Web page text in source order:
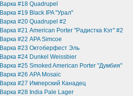
Варка #18 Quadrupel
Варка #19 Black IPA "Урал"
Варка #20 Quadrupel #2
Варка #21 American Porter "Радистка Кэт" #2
Варка #22 APA Simcoe
Варка #23 Октоберфест Эль
Варка #24 Dunkel Weissbier
Варка #25 Smoked American Porter "Думбия"
Варка #26 APA Mosaic
Варка #27 Имперский Канадец
Варка #28 India Pale Lager